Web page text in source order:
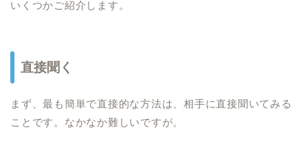
いくつかご紹介します。
直接聞く
まず、最も簡単で直接的な方法は、相手に直接聞いてみる
ことです。なかなか難しいですが。